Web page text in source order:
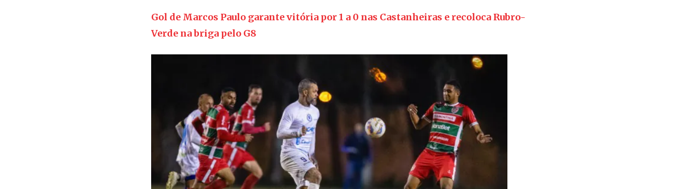
Gol de Marcos Paulo garante vitória por 1 a 0 nas Castanheiras e recoloca Rubro-
Verde na briga pelo G8